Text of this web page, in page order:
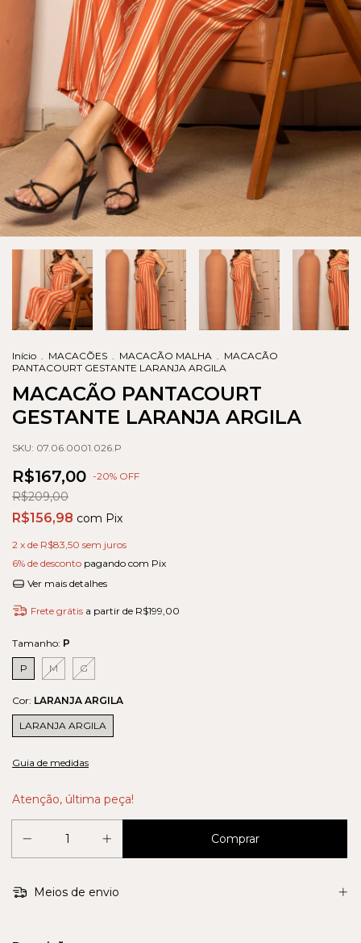
Início . MACACÕES . MACACÃO MALHA . MACACÃO
PANTACOURT GESTANTE LARANJA ARGILA
MACACÃO PANTACOURT
GESTANTE LARANJA ARGILA
SKU: 07.06.0001.026.P
R$167,00 -20% OFF
R$209,00
R$156,98 com Pix
2 x de R$83,50 sem juros
6% de desconto pagando com Pix
Ver mais detalhes
Frete grátis a partir de R$199,00
Tamanho: P
P M G
Cor: LARANJA ARGILA
LARANJA ARGILA
Guia de medidas
Atenção, última peça!
Meios de envio